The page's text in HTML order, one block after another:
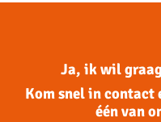
Ja, ik wil
Kom snel in contact
één van